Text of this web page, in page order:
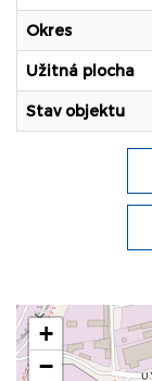
Okres
Užitná plocha
Stav objektu
+
−